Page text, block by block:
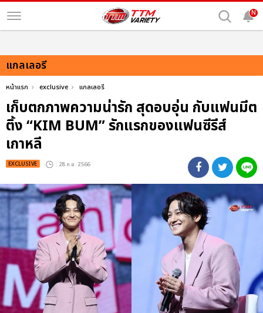
N
แกลเลอรี
หน้าแรก exclusive แกลเลอรี
เก็บตกภาพความน่ารัก สุดอบอุ่น กับแฟนมีต
ติ้ง “KIM BUM” รักแรกของแฟนซีรีส์
เกาหลี
EXCLUSIVE : 28 ก.ย. 2566